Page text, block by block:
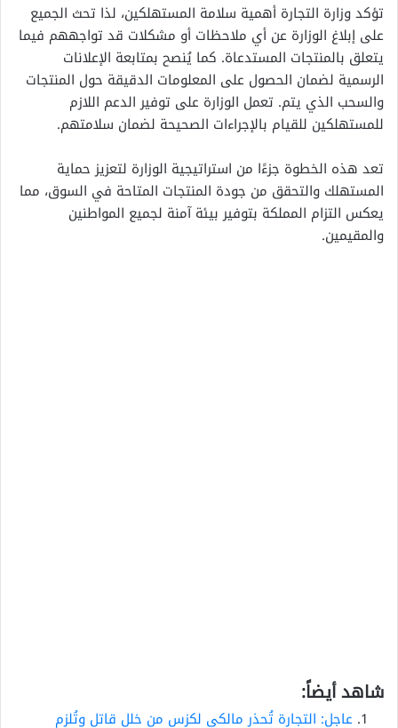
تؤكد وزارة التجارة أهمية سلامة المستهلكين، لذا تحث الجميع
على إبلاغ الوزارة عن أي ملاحظات أو مشكلات قد تواجههم فيما
يتعلق بالمنتجات المستدعاة. كما يُنصح بمتابعة الإعلانات
الرسمية لضمان الحصول على المعلومات الدقيقة حول المنتجات
والسحب الذي يتم. تعمل الوزارة على توفير الدعم اللازم
للمستهلكين للقيام بالإجراءات الصحيحة لضمان سلامتهم.
تعد هذه الخطوة جزءًا من استراتيجية الوزارة لتعزيز حماية
المستهلك والتحقق من جودة المنتجات المتاحة في السوق، مما
يعكس التزام المملكة بتوفير بيئة آمنة لجميع المواطنين
والمقيمين.
شاهد أيضاً:
عاجل: التجارة تُحذر مالكي لكزس من خلل قاتل وتُلزم